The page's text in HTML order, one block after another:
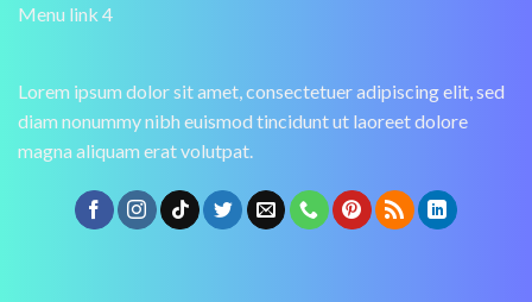
Menu link 4
Lorem ipsum dolor sit amet, consectetuer adipiscing elit, sed
diam nonummy nibh euismod tincidunt ut laoreet dolore
magna aliquam erat volutpat.